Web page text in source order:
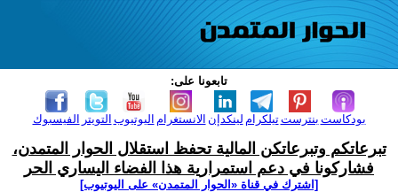
تابعونا على:
الفيسبوك التويتر اليوتيوب الانستغرام لينكدإن تيلكرامبنترست بودكاست
تبرعاتكم وتبرعاتكن المالية تحفظ استقلال الحوار المتمدن،
فشاركونا في دعم استمرارية هذا الفضاء اليساري الحر
[اشترك في قناة ‫«الحوار المتمدن» على اليوتيوب]